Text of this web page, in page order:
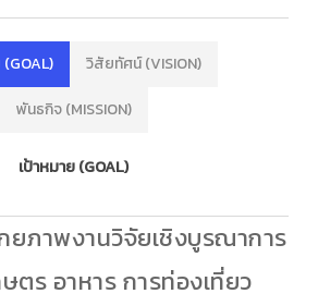
(GOAL)
วิสัยทัศน์ (VISION)
พันธกิจ (MISSION)
เป้าหมาย (GOAL)
ยภาพงานวิจัยเชิงบูรณาการ
ตร อาหาร การท่องเที่ยว